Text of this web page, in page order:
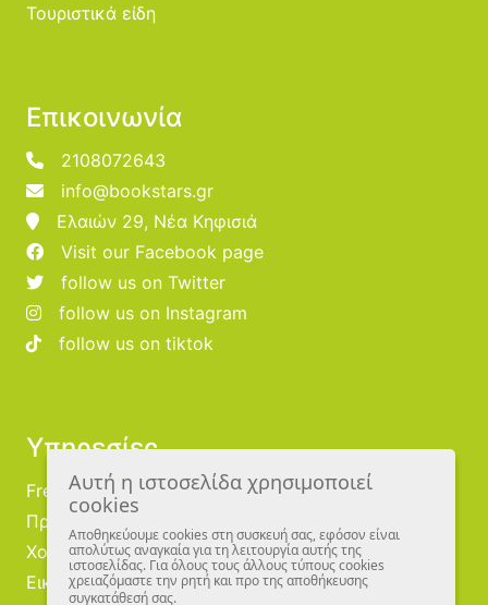
Τουριστικά είδη
Επικοινωνία
2108072643
info@bookstars.gr
Ελαιών 29, Νέα Κηφισιά
Visit our Facebook page
follow us on Twitter
follow us on Instagram
follow us on tiktok
Υπηρεσίες
Free Publishing
Προμηθευτές
Χονδρική
Εικονογράφοι
Αυτή η ιστοσελίδα χρησιμοποιεί
cookies
Αποθηκεύουμε cookies στη συσκευή σας, εφόσον είναι
απολύτως αναγκαία για τη λειτουργία αυτής της
ιστοσελίδας. Για όλους τους άλλους τύπους cookies
χρειαζόμαστε την ρητή και προ της αποθήκευσης
συγκατάθεσή σας.